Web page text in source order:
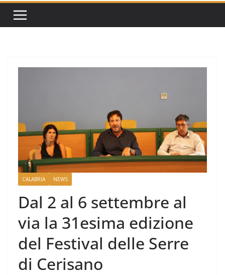
CALABRIA NEWS
Dal 2 al 6 settembre al
via la 31esima edizione
del Festival delle Serre
di Cerisano